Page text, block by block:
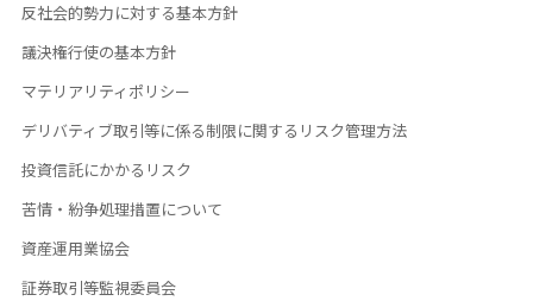
反社会的勢力に対する基本方針
議決権行使の基本方針
マテリアリティポリシー
デリバティブ取引等に係る制限に関するリスク管理方法
投資信託にかかるリスク
苦情・紛争処理措置について
資産運用業協会
証券取引等監視委員会